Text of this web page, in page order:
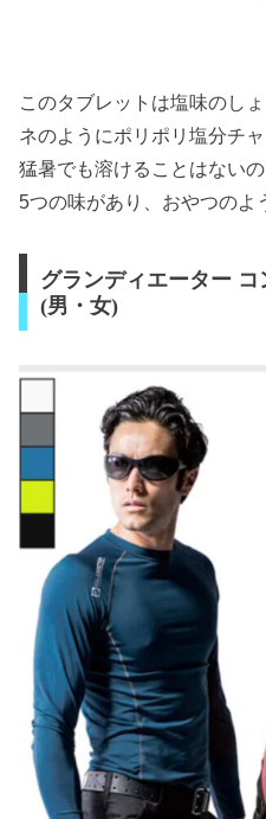
このタブレットは塩味のし
ネのようにポリポリ塩分チャ
猛暑でも溶けることはないの
5つの味があり、おやつのよ
グランディエーター
(男・女)